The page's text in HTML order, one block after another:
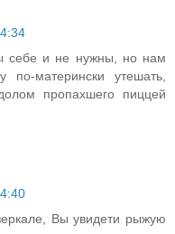
себе и не нужны, но нам
матерински утешать,
пропахшего пиццей
Вы увидети рыжую